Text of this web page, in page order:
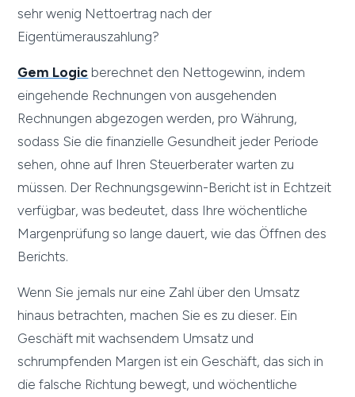
sehr wenig Nettoertrag nach der
Eigentümerauszahlung?
Gem Logic berechnet den Nettogewinn, indem
eingehende Rechnungen von ausgehenden
Rechnungen abgezogen werden, pro Währung,
sodass Sie die finanzielle Gesundheit jeder Periode
sehen, ohne auf Ihren Steuerberater warten zu
müssen. Der Rechnungsgewinn-Bericht ist in Echtzeit
verfügbar, was bedeutet, dass Ihre wöchentliche
Margenprüfung so lange dauert, wie das Öffnen des
Berichts.
Wenn Sie jemals nur eine Zahl über den Umsatz
hinaus betrachten, machen Sie es zu dieser. Ein
Geschäft mit wachsendem Umsatz und
schrumpfenden Margen ist ein Geschäft, das sich in
die falsche Richtung bewegt, und wöchentliche